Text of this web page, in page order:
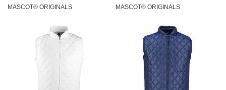
MASCOT® ORIGINALS MASCOT® ORIGINALS